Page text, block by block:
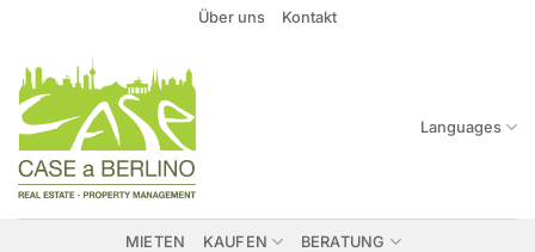
springen
Über uns Kontakt
Languages
MIETEN KAUFEN BERATUNG